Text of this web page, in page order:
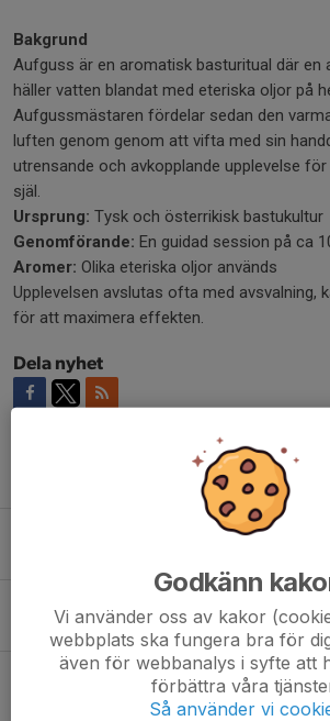
Bakgrund
Aufguss är en aromatisk basturitual där en
häller vatten blandat med eteriska oljor på
Aufgussmästaren fördelar sedan den
luften genom genom att vifta med sin
utrensande och avkopplande upplevelse
själ.
Ursprung: Tysk och österrikisk bastukultur
Genomförande: En guidad session på ca
Aromer: Olika eteriska oljor används
Upplevelsen avslutas ofta med avsvalning,
för att maximera effekten.
Dela nyhet
KM Backe, Mosse och Milen
2 jul, 17:22 0
Solvikingarna goes west till
24 jun, 10:18
Godkänn
Vi använder oss av kakor
webbplats ska fungera bra för
även för webbanalys i syfte att
förbättra våra
Så använder vi